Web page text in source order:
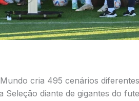
cria 495 cenários
Seleção diante de gigantes do